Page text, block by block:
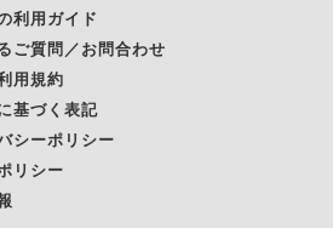
利用ガイド
ご質問／お問合わせ
用規約
基づく表記
シーポリシー
リシー